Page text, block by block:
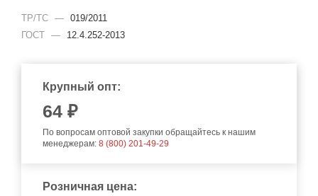
ТР/ТС — 019/2011
ГОСТ — 12.4.252-2013
Крупный опт:
64 ₽
По вопросам оптовой закупки обращайтесь к нашим
менеджерам: 8 (800) 201-49-29
Розничная цена: